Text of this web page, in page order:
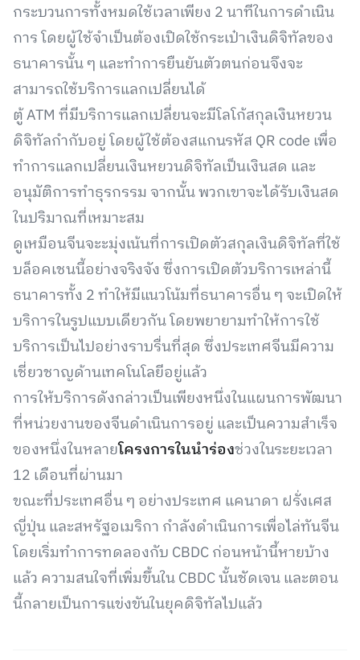
กระบวนการทั้งหมดใช้เวลาเพียง 2 นาทีในการดำเนิน
การ โดยผู้ใช้จำเป็นต้องเปิดใช้กระเป๋าเงินดิจิทัลของ
ธนาคารนั้น ๆ และทำการยืนยันตัวตนก่อนจึงจะ
สามารถใช้บริการแลกเปลี่ยนได้
ตู้ ATM ที่มีบริการแลกเปลี่ยนจะมีโลโก้สกุลเงินหยวน
ดิจิทัลกำกับอยู่ โดยผู้ใช้ต้องสแกนรหัส QR code เพื่อ
ทำการแลกเปลี่ยนเงินหยวนดิจิทัลเป็นเงินสด และ
อนุมัติการทำธุรกรรม จากนั้น พวกเขาจะได้รับเงินสด
ในปริมาณที่เหมาะสม
ดูเหมือนจีนจะะมุ่งเน้นที่การเปิดตัวสกุลเงินดิจิทัลที่ใช้
บล็อคเชนนี้อย่างจริงจัง ซึ่งการเปิดตัวบริการเหล่านี้
ธนาคารทั้ง 2 ทำให้มีแนวโน้มที่ธนาคารอื่น ๆ จะเปิดให้
บริการในรูปแบบเดียวกัน โดยพยายามทำให้การใช้
บริการเป็นไปอย่างราบรื่นที่สุด ซึ่งประเทศจีนมีความ
เชี่ยวชาญด้านเทคโนโลยีอยู่แล้ว
การให้บริการดังกล่าวเป็นเพียงหนึ่งในแผนการพัฒนา
ที่หน่วยงานของจีนดำเนินการอยู่ และเป็นความสำเร็จ
ของหนึ่งในหลายโครงการในนำร่องช่วงในระยะเวลา
12 เดือนที่ผ่านมา
ขณะที่ประเทศอื่น ๆ อย่างประเทศ แคนาดา ฝรั่งเศส
ญี่ปุ่น และสหรัฐอเมริกา กำลังดำเนินการเพื่อไล่ทันจีน
โดยเริ่มทำการทดลองกับ CBDC ก่อนหน้านี้หายบ้าง
แล้ว ความสนใจที่เพิ่มขึ้นใน CBDC นั้นชัดเจน และตอน
นี้กลายเป็นการแข่งขันในยุคดิจิทัลไปแล้ว